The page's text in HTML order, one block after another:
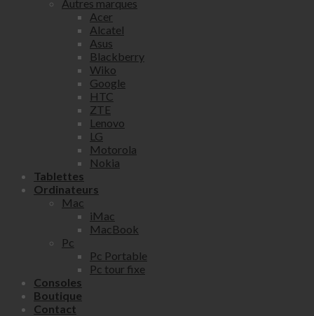
Autres marques
Acer
Alcatel
Asus
Blackberry
Wiko
Google
HTC
ZTE
Lenovo
LG
Motorola
Nokia
Tablettes
Ordinateurs
Mac
iMac
MacBook
Pc
Pc Portable
Pc tour fixe
Consoles
Boutique
Contact